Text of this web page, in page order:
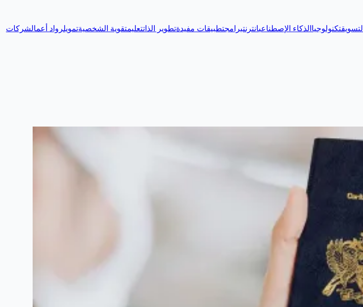
التسويقتكنولوجيا الذكاء الإصطناعيانترنتبرامجتطبيقات مفيدةتطوير الذاتتعليمتقوية الشخصيةتمويلرواد أعمالشركات